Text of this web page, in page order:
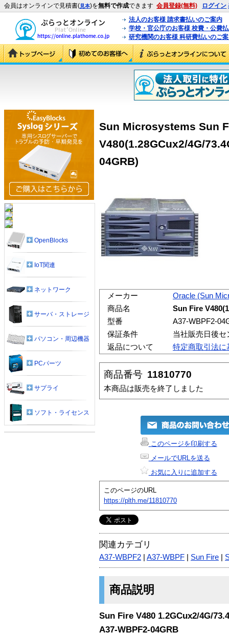
会員はオンラインで見積書(見本)を無料で作成できます 会員登録(無料) ログイン
法人のお客様 請求書払いのご案内
学校・官公庁のお客様 校費・公費
研究機関のお客様 科研費払いのご
Sun Microsystems Sun
V480(1.28GCux2/4G/
04GRB)
メーカー
Oracle (Sun
商品名
Sun Fire
型番
A37-WBPF2-
保証条件
当社販売日後
返品について
特定商取引法に
商品番号 11810770
本商品は販売を終了しました
このページを印刷する
メールでURLを送る
お気に入りに追加する
このページのURL
https://plth.me/11810770
関連カテゴリ
A37-WBPF2 A37-WBPF Sun Fire
商品説明
Sun Fire V480 1.2GCux2/4G/
A37-WBPF2-04GRB
OpenBlocks
IoT関連
ネットワーク
サーバ・ストレージ
パソコン・周辺機器
PCパーツ
サプライ
ソフト・ライセンス